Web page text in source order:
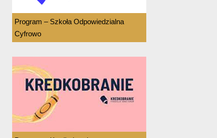
Program – Szkoła Odpowiedzialna
Cyfrowo